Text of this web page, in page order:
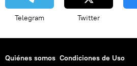
Telegram Twitter
Quiénes somos Condiciones de Uso